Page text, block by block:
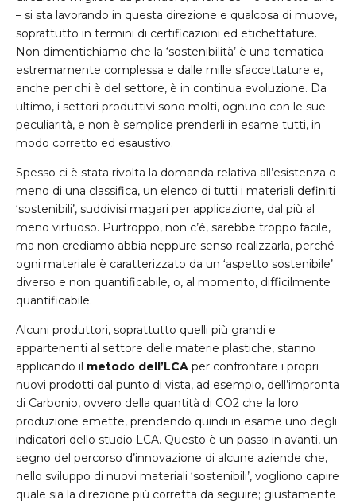
– si sta lavorando in questa direzione e qualcosa di muove,
soprattutto in termini di certificazioni ed etichettature.
Non dimentichiamo che la ‘sostenibilità’ è una tematica
estremamente complessa e dalle mille sfaccettature e,
anche per chi è del settore, è in continua evoluzione. Da
ultimo, i settori produttivi sono molti, ognuno con le sue
peculiarità, e non è semplice prenderli in esame tutti, in
modo corretto ed esaustivo.
Spesso ci è stata rivolta la domanda relativa all’esistenza o
meno di una classifica, un elenco di tutti i materiali definiti
‘sostenibili’, suddivisi magari per applicazione, dal più al
meno virtuoso. Purtroppo, non c’è, sarebbe troppo facile,
ma non crediamo abbia neppure senso realizzarla, perché
ogni materiale è caratterizzato da un ‘aspetto sostenibile’
diverso e non quantificabile, o, al momento, difficilmente
quantificabile.
Alcuni produttori, soprattutto quelli più grandi e
appartenenti al settore delle materie plastiche, stanno
applicando il metodo dell’LCA per confrontare i propri
nuovi prodotti dal punto di vista, ad esempio, dell’impronta
di Carbonio, ovvero della quantità di CO2 che la loro
produzione emette, prendendo quindi in esame uno degli
indicatori dello studio LCA. Questo è un passo in avanti, un
segno del percorso d’innovazione di alcune aziende che,
nello sviluppo di nuovi materiali ‘sostenibili’, vogliono capire
quale sia la direzione più corretta da seguire; giustamente